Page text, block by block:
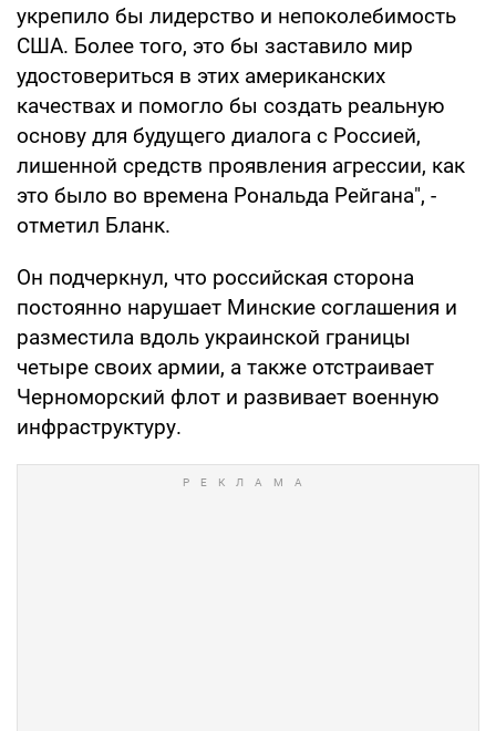
укрепило бы лидерство и непоколебимость
США. Более того, это бы заставило мир
удостовериться в этих американских
качествах и помогло бы создать реальную
основу для будущего диалога с Россией,
лишенной средств проявления агрессии, как
это было во времена Рональда Рейгана", -
отметил Бланк.
Он подчеркнул, что российская сторона
постоянно нарушает Минские соглашения и
разместила вдоль украинской границы
четыре своих армии, а также отстраивает
Черноморский флот и развивает военную
инфраструктуру.